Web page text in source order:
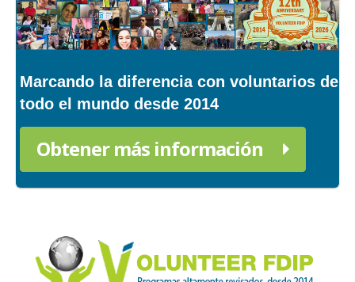
Marcando la diferencia con voluntarios de
todo el mundo desde 2014
Obtener más información